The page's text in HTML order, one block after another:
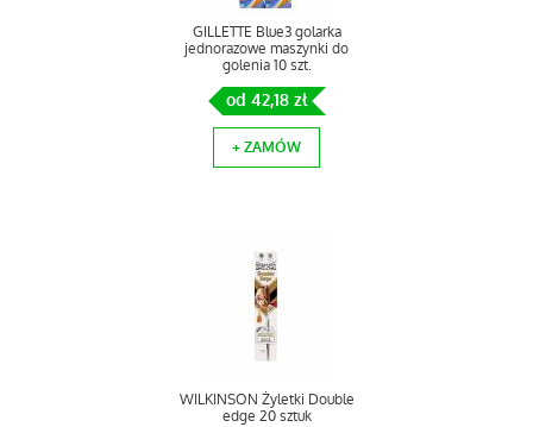
GILLETTE Blue3 golarka
jednorazowe maszynki do
golenia 10 szt.
od 42,18 zł
+ ZAMÓW
WILKINSON Żyletki Double
edge 20 sztuk